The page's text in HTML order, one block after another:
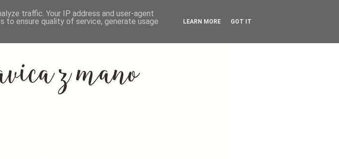
traffic. Your IP address and user-agent
to ensure quality of service, generate usage
LEARN MORE GOT IT